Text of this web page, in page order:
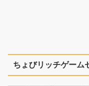
ちょびリッチゲーム